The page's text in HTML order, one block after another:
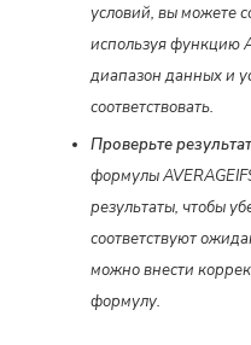
условий, вы можете
используя функцию
диапазон данных и
соответствовать.
Проверьте
формулы
результаты, чтобы
соответствуют
можно внести
формулу.